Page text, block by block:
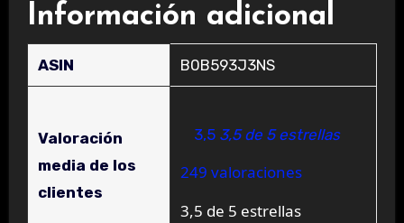
Información adicional
ASIN B0B593J3NS
Valoración
media de los
clientes
3,5 3,5 de 5 estrellas
249 valoraciones
3,5 de 5 estrellas